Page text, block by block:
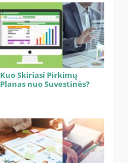
Kuo Skiriasi Pirkimų
Planas nuo Suvestinės?